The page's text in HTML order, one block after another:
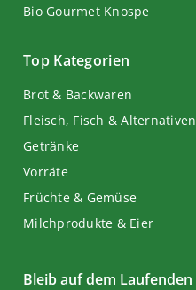
Top Kategorien
Brot & Backwaren
Fleisch, Fisch & Alternativen
Getränke
Vorräte
Früchte & Gemüse
Milchprodukte & Eier
Bio Gourmet Knospe
Bleib auf dem Laufenden